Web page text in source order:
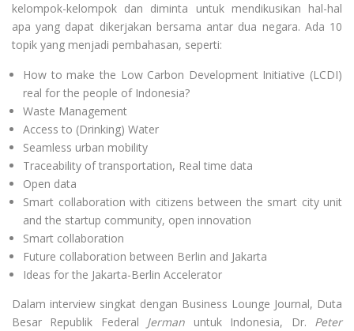
kelompok-kelompok dan diminta untuk mendikusikan hal-hal
apa yang dapat dikerjakan bersama antar dua negara. Ada 10
topik yang menjadi pembahasan, seperti:
How to make the Low Carbon Development Initiative (LCDI)
real for the people of Indonesia?
Waste Management
Access to (Drinking) Water
Seamless urban mobility
Traceability of transportation, Real time data
Open data
Smart collaboration with citizens between the smart city unit
and the startup community, open innovation
Smart collaboration
Future collaboration between Berlin and Jakarta
Ideas for the Jakarta-Berlin Accelerator
Dalam interview singkat dengan Business Lounge Journal, Duta
Besar Republik Federal Jerman untuk Indonesia, Dr. Peter